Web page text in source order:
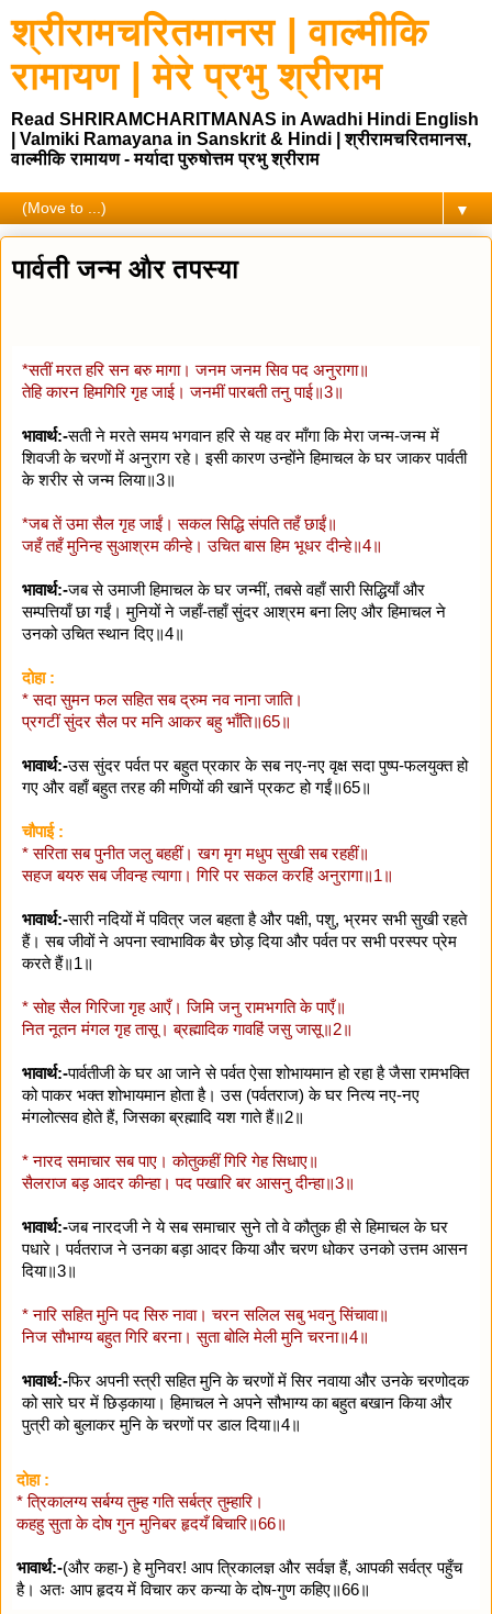
श्रीरामचरितमानस | वाल्मीकि
रामायण | मेरे प्रभु श्रीराम
Read SHRIRAMCHARITMANAS in Awadhi Hindi English
| Valmiki Ramayana in Sanskrit & Hindi | श्रीरामचरितमानस,
वाल्मीकि रामायण - मर्यादा पुरुषोत्तम प्रभु श्रीराम
▼
पार्वती जन्म और तपस्या
*सतीं मरत हरि सन बरु मागा। जनम जनम सिव पद अनुरागा॥
तेहि कारन हिमगिरि गृह जाई। जनमीं पारबती तनु पाई॥3॥
भावार्थ:-सती ने मरते समय भगवान हरि से यह वर माँगा कि मेरा जन्म-जन्म में
शिवजी के चरणों में अनुराग रहे। इसी कारण उन्होंने हिमाचल के घर जाकर पार्वती
के शरीर से जन्म लिया॥3॥
*जब तें उमा सैल गृह जाईं। सकल सिद्धि संपति तहँ छाईं॥
जहँ तहँ मुनिन्ह सुआश्रम कीन्हे। उचित बास हिम भूधर दीन्हे॥4॥
भावार्थ:-जब से उमाजी हिमाचल के घर जन्मीं, तबसे वहाँ सारी सिद्धियाँ और
सम्पत्तियाँ छा गईं। मुनियों ने जहाँ-तहाँ सुंदर आश्रम बना लिए और हिमाचल ने
उनको उचित स्थान दिए॥4॥
दोहा :
* सदा सुमन फल सहित सब द्रुम नव नाना जाति।
प्रगटीं सुंदर सैल पर मनि आकर बहु भाँति॥65॥
भावार्थ:-उस सुंदर पर्वत पर बहुत प्रकार के सब नए-नए वृक्ष सदा पुष्प-फलयुक्त हो
गए और वहाँ बहुत तरह की मणियों की खानें प्रकट हो गईं॥65॥
चौपाई :
* सरिता सब पुनीत जलु बहहीं। खग मृग मधुप सुखी सब रहहीं॥
सहज बयरु सब जीवन्ह त्यागा। गिरि पर सकल करहिं अनुरागा॥1॥
भावार्थ:-सारी नदियों में पवित्र जल बहता है और पक्षी, पशु, भ्रमर सभी सुखी रहते
हैं। सब जीवों ने अपना स्वाभाविक बैर छोड़ दिया और पर्वत पर सभी परस्पर प्रेम
करते हैं॥1॥
* सोह सैल गिरिजा गृह आएँ। जिमि जनु रामभगति के पाएँ॥
नित नूतन मंगल गृह तासू। ब्रह्मादिक गावहिं जसु जासू॥2॥
भावार्थ:-पार्वतीजी के घर आ जाने से पर्वत ऐसा शोभायमान हो रहा है जैसा रामभक्ति
को पाकर भक्त शोभायमान होता है। उस (पर्वतराज) के घर नित्य नए-नए
मंगलोत्सव होते हैं, जिसका ब्रह्मादि यश गाते हैं॥2॥
* नारद समाचार सब पाए। कोतुकहीं गिरि गेह सिधाए॥
सैलराज बड़ आदर कीन्हा। पद पखारि बर आसनु दीन्हा॥3॥
भावार्थ:-जब नारदजी ने ये सब समाचार सुने तो वे कौतुक ही से हिमाचल के घर
पधारे। पर्वतराज ने उनका बड़ा आदर किया और चरण धोकर उनको उत्तम आसन
दिया॥3॥
* नारि सहित मुनि पद सिरु नावा। चरन सलिल सबु भवनु सिंचावा॥
निज सौभाग्य बहुत गिरि बरना। सुता बोलि मेली मुनि चरना॥4॥
भावार्थ:-फिर अपनी स्त्री सहित मुनि के चरणों में सिर नवाया और उनके चरणोदक
को सारे घर में छिड़काया। हिमाचल ने अपने सौभाग्य का बहुत बखान किया और
पुत्री को बुलाकर मुनि के चरणों पर डाल दिया॥4॥
दोहा :
* त्रिकालग्य सर्बग्य तुम्ह गति सर्बत्र तुम्हारि।
कहहु सुता के दोष गुन मुनिबर हृदयँ बिचारि॥66॥
भावार्थ:-(और कहा-) हे मुनिवर! आप त्रिकालज्ञ और सर्वज्ञ हैं, आपकी सर्वत्र पहुँच
है। अतः आप हृदय में विचार कर कन्या के दोष-गुण कहिए॥66॥